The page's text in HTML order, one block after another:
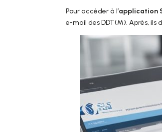
Pour accéder à l’application
e-mail des DDT(M). Après,